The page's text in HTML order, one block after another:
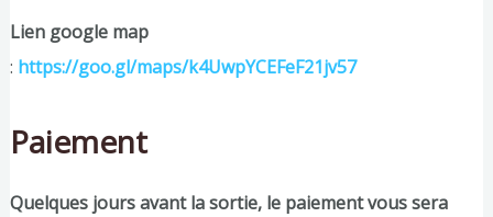
Lien google map
: https://goo.gl/maps/k4UwpYCEFeF21jv57
Paiement
Quelques jours avant la sortie, le paiement vous sera